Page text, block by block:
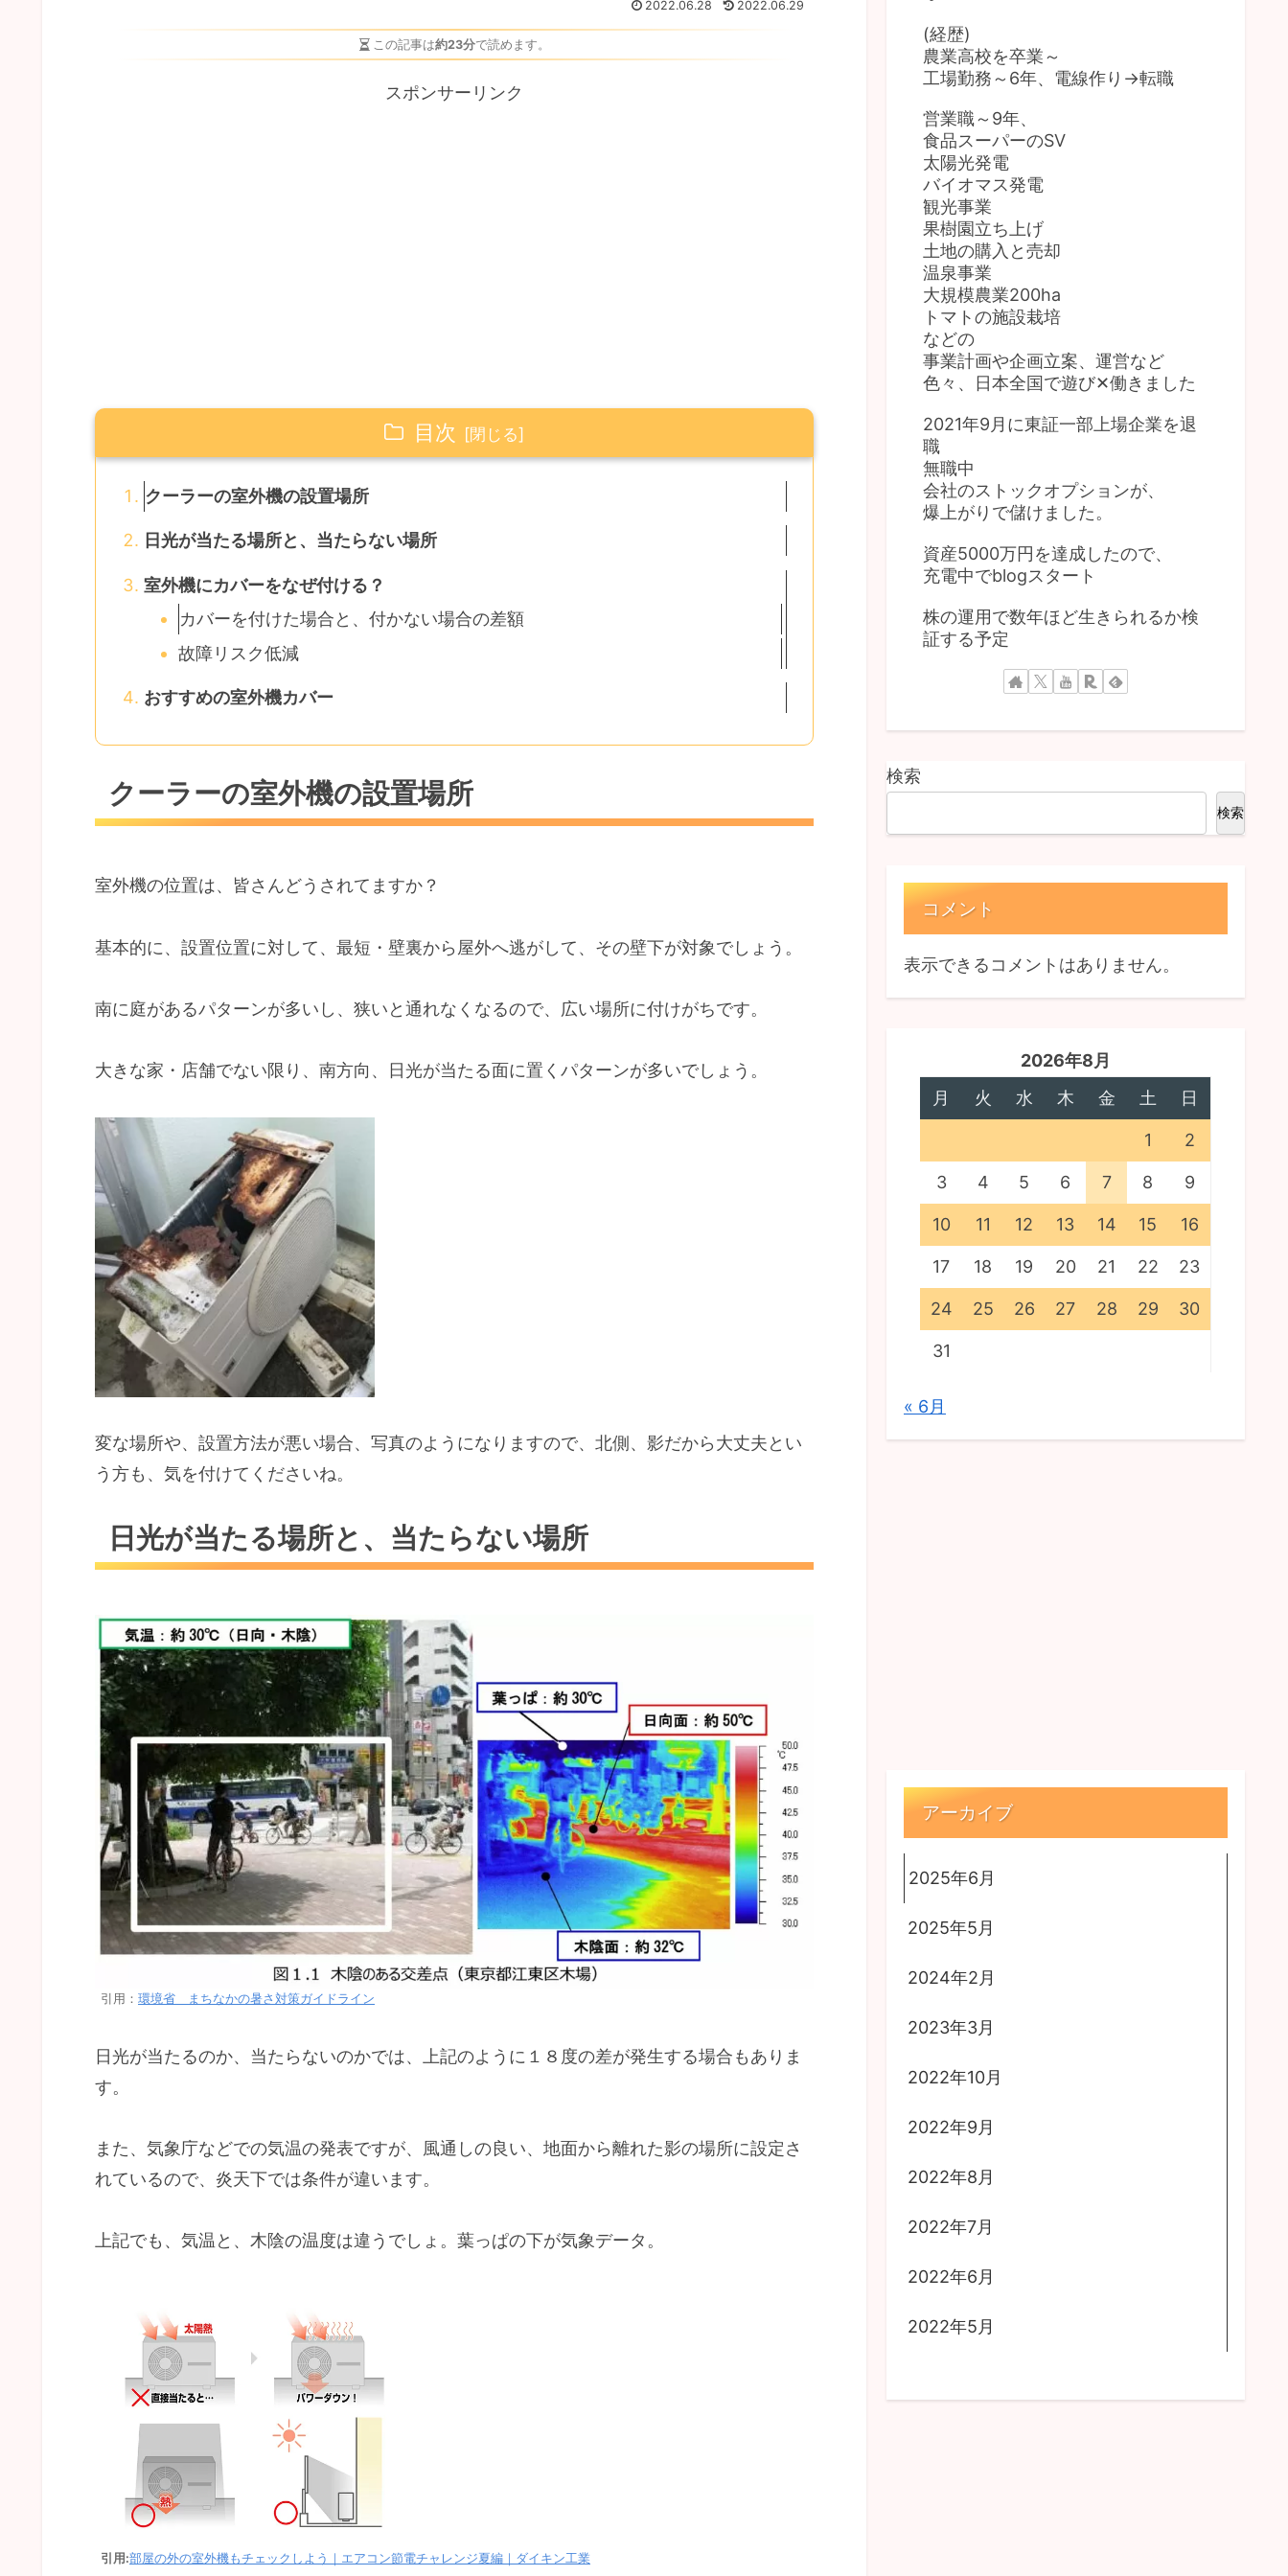
2022.06.28 2022.06.29
この記事は約23分で読めます。
スポンサーリンク
目次
クーラーの室外機の設置場所
日光が当たる場所と、当たらない場所
室外機にカバーをなぜ付ける？
カバーを付けた場合と、付かない場合の差額
故障リスク低減
おすすめの室外機カバー
クーラーの室外機の設置場所
室外機の位置は、皆さんどうされてますか？
基本的に、設置位置に対して、最短・壁裏から屋外へ逃がして、その壁下が対象でしょう。
南に庭があるパターンが多いし、狭いと通れなくなるので、広い場所に付けがちです。
大きな家・店舗でない限り、南方向、日光が当たる面に置くパターンが多いでしょう。
変な場所や、設置方法が悪い場合、写真のようになりますので、北側、影だから大丈夫とい
う方も、気を付けてくださいね。
日光が当たる場所と、当たらない場所
引用： 環境省 まちなかの暑さ対策ガイドライン
日光が当たるのか、当たらないのかでは、上記のように１８度の差が発生する場合もありま
す。
また、気象庁などでの気温の発表ですが、風通しの良い、地面から離れた影の場所に設定さ
れているので、炎天下では条件が違います。
上記でも、気温と、木陰の温度は違うでしょ。葉っぱの下が気象データ。
引用:部屋の外の室外機もチェックしよう｜エアコン節電チャレンジ夏編｜ダイキン工業
(経歴)
農業高校を卒業～
工場勤務～6年、電線作り→転職
営業職～9年、
食品スーパーのSV
太陽光発電
バイオマス発電
観光事業
果樹園立ち上げ
土地の購入と売却
温泉事業
大規模農業200ha
トマトの施設栽培
などの
事業計画や企画立案、運営など
色々、日本全国で遊び✕働きました
2021年9月に東証一部上場企業を退
職
無職中
会社のストックオプションが、
爆上がりで儲けました。
資産5000万円を達成したので、
充電中でblogスタート
株の運用で数年ほど生きられるか検
証する予定
検索
検索
コメント
表示できるコメントはありません。
2026年8月
月
火 水 木 金 土 日
1 2
3 4 5 6 7 8 9
10 11 12 13 14 15 16
17 18 19 20 21 22 23
24 25 26 27 28 29 30
31
« 6月
アーカイブ
2025年6月
2025年5月
2024年2月
2023年3月
2022年10月
2022年9月
2022年8月
2022年7月
2022年6月
2022年5月